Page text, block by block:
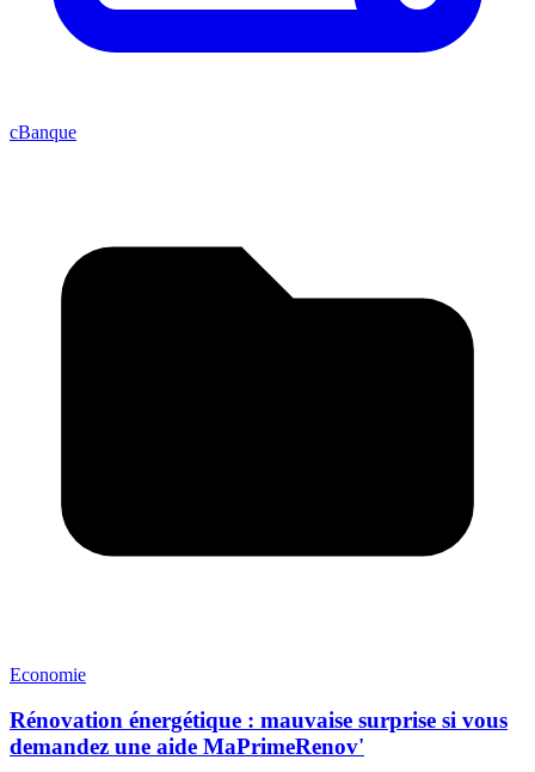
cBanque
Economie
Rénovation énergétique : mauvaise surprise si vous
demandez une aide MaPrimeRenov'